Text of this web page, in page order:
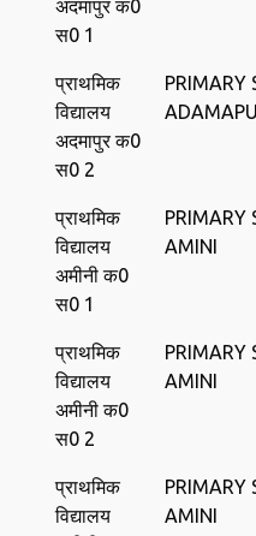
अदमापुर क0
स0 1
प्राथमिक
विद्यालय
अदमापुर क0
स0 2
PRIMARY
प्राथमिक
विद्यालय
अमीनी क0
स0 1
PRIMARY
AMINI
प्राथमिक
विद्यालय
अमीनी क0
स0 2
PRIMARY
AMINI
प्राथमिक
विद्यालय
PRIMARY
AMINI